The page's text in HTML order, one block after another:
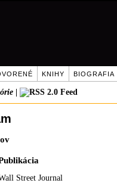
KNIHY BIOGRAFIA
|
Street Journal